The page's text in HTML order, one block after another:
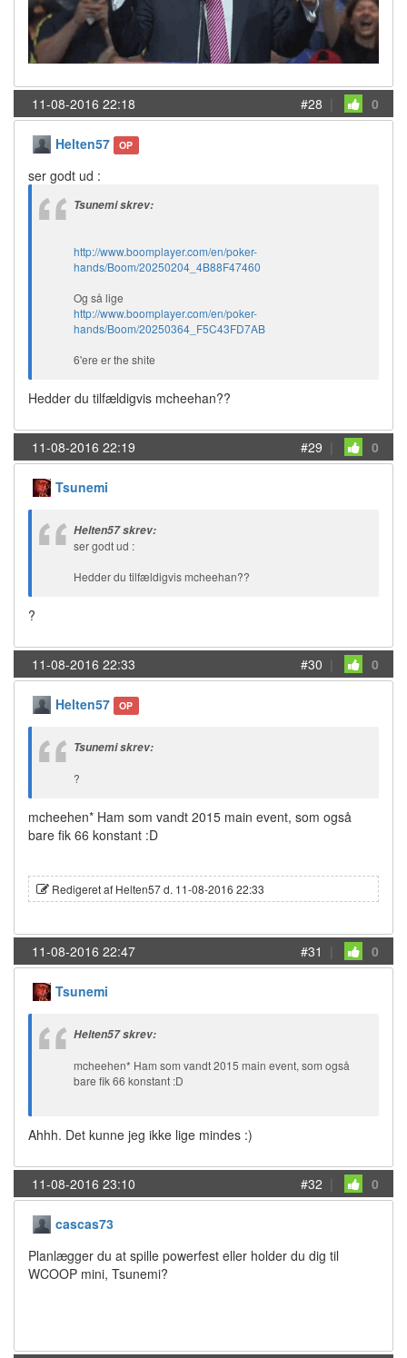
11-08-2016 22:18 #28 | 0
Helten57 OP
ser godt ud :
Tsunemi skrev:
http://www.boomplayer.com/en/poker-
hands/Boom/20250204_4B88F47460
Og så lige
http://www.boomplayer.com/en/poker-
hands/Boom/20250364_F5C43FD7AB
6'ere er the shite
Hedder du tilfældigvis mcheehan??
11-08-2016 22:19 #29 | 0
Tsunemi
Helten57 skrev:
ser godt ud :
Hedder du tilfældigvis mcheehan??
?
11-08-2016 22:33 #30 | 0
Helten57 OP
Tsunemi skrev:
?
mcheehen* Ham som vandt 2015 main event, som også
bare fik 66 konstant :D
Redigeret af Helten57 d. 11-08-2016 22:33
11-08-2016 22:47 #31 | 0
Tsunemi
Helten57 skrev:
mcheehen* Ham som vandt 2015 main event, som også
bare fik 66 konstant :D
Ahhh. Det kunne jeg ikke lige mindes :)
11-08-2016 23:10 #32 | 0
cascas73
Planlægger du at spille powerfest eller holder du dig til
WCOOP mini, Tsunemi?